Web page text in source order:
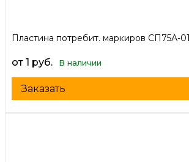
Пластина потребит. маркиров СП75А-
от 1 руб. В наличии
Заказать